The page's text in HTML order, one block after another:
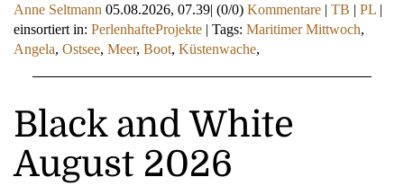
Anne Seltmann 05.08.2026, 07.39| (0/0) Kommentare | TB | PL |
einsortiert in: PerlenhafteProjekte | Tags: Maritimer Mittwoch,
Angela, Ostsee, Meer, Boot, Küstenwache,
Black and White
August 2026